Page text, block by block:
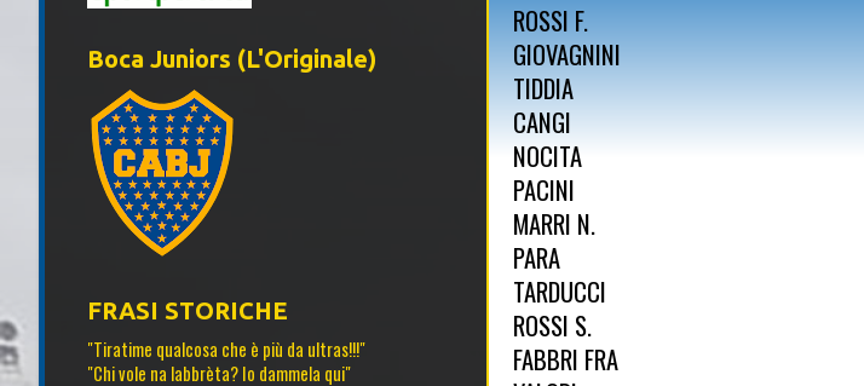
ROSSI F.
GIOVAGNINI
TIDDIA
CANGI
NOCITA
PACINI
MARRI N.
PARA
TARDUCCI
ROSSI S.
FABBRI FRA
Boca Juniors (L'Originale)
FRASI STORICHE
"Tiratime qualcosa che è più da ultras!!!"
"Chi vole na labbrèta? Io dammela qui"